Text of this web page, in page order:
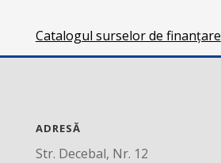
Catalogul surselor de finanțare
ADRESĂ
Str. Decebal, Nr. 12